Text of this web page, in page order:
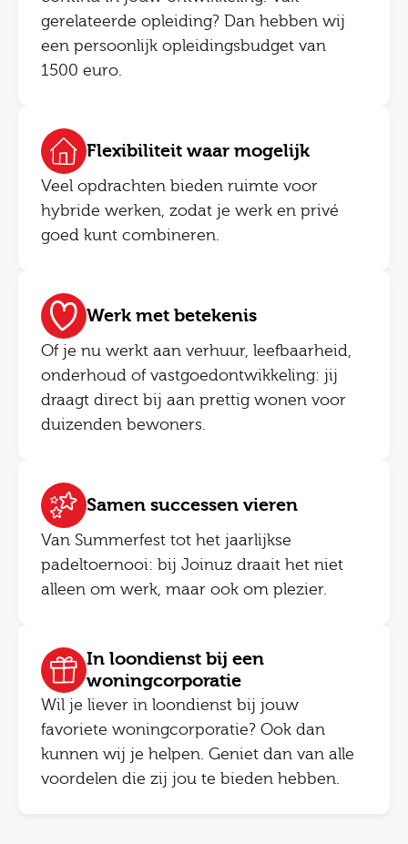
gerelateerde opleiding? Dan hebben wij
een persoonlijk opleidingsbudget van
1500 euro.
Flexibiliteit waar mogelijk
Veel opdrachten bieden ruimte voor
hybride werken, zodat je werk en privé
goed kunt combineren.
Werk met betekenis
Of je nu werkt aan verhuur, leefbaarheid,
onderhoud of vastgoedontwikkeling: jij
draagt direct bij aan prettig wonen voor
duizenden bewoners.
Samen successen vieren
Van Summerfest tot het jaarlijkse
padeltoernooi: bij Joinuz draait het niet
alleen om werk, maar ook om plezier.
In loondienst bij een
woningcorporatie
Wil je liever in loondienst bij jouw
favoriete woningcorporatie? Ook dan
kunnen wij je helpen. Geniet dan van alle
voordelen die zij jou te bieden hebben.